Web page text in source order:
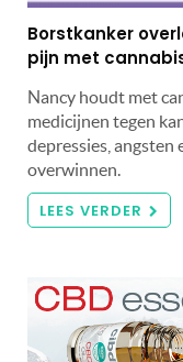
Borstkanker
pijn met
Nancy houdt met
medicijnen tegen
depressies,
overwinnen.
LEES VERDER